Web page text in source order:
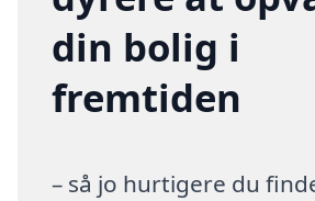
din bolig i
fremtiden
– så jo hurtigere du